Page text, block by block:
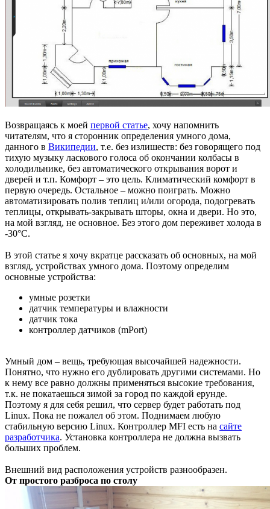
Возвращаясь к моей первой статье, хочу напомнить
читателям, что я сторонник определения умного дома,
данного в Википедии, т.е. без излишеств: без говорящего под
тихую музыку ласкового голоса об окончании колбасы в
холодильнике, без автоматического открывания ворот и
дверей и т.п. Комфорт – это цель. Климатический комфорт в
первую очередь. Остальное – можно поиграть. Можно
автоматизировать полив теплиц и/или огорода, подогревать
теплицы, открывать-закрывать шторы, окна и двери. Но это,
на мой взгляд, не основное. Без этого дом переживет холода в
-30°С.
В этой статье я хочу вкратце рассказать об основных, на мой
взгляд, устройствах умного дома. Поэтому определим
основные устройства:
умные розетки
датчик температуры и влажности
датчик тока
контроллер датчиков (mPort)
Умный дом – вещь, требующая высочайшей надежности.
Понятно, что нужно его дублировать другими системами. Но
к нему все равно должны применяться высокие требования,
т.к. не покатаешься зимой за город по каждой ерунде.
Поэтому я для себя решил, что сервер будет работать под
Linux. Пока не пожалел об этом. Поднимаем любую
стабильную версию Linux. Контроллер MFI есть на сайте
разработчика. Установка контроллера не должна вызвать
больших проблем.
Внешний вид расположения устройств разнообразен.
От простого разброса по столу